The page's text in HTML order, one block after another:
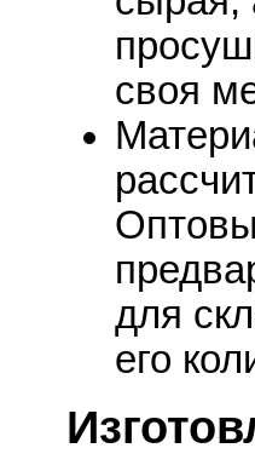
своя
для
его